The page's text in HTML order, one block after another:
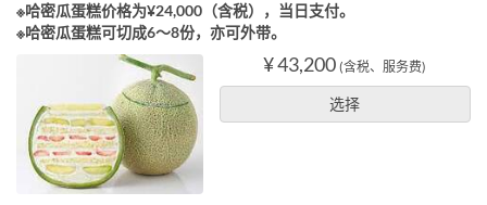
※哈密瓜蛋糕价格为¥24,000（含税），当日支付。
※哈密瓜蛋糕可切成6～8份，亦可外带。
¥ 43,200 (含税、服务费)
选择